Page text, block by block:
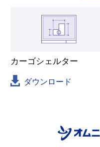
カーゴシェルター
ダウンロード